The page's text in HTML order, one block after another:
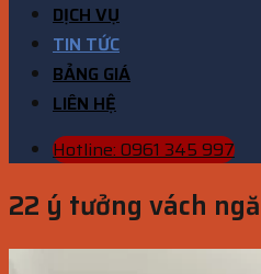
DỊCH VỤ
TIN TỨC
BẢNG GIÁ
LIÊN HỆ
Hotline: 0961 345 997
22 ý tưởng vách